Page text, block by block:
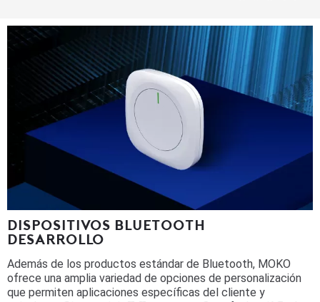
DISPOSITIVOS BLUETOOTH
DESARROLLO
Además de los productos estándar de Bluetooth, MOKO
ofrece una amplia variedad de opciones de personalización
que permiten aplicaciones específicas del cliente y